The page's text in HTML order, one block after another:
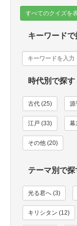
すべてのクイズを
キーワードで
時代別で探す
古代 (25) 源
江戸 (33) 幕
その他 (20)
テーマ別で探
光る君へ (3)
キリシタン (12)